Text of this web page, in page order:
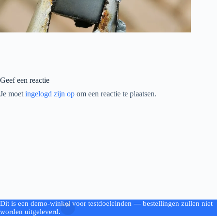
Dit is een demo-winkel voor testdoeleinden — bestellingen zullen niet
worden uitgeleverd.
Geef een reactie
Je moet ingelogd zijn op om een reactie te plaatsen.
Copyright © 2026 - by Woodworking.nl